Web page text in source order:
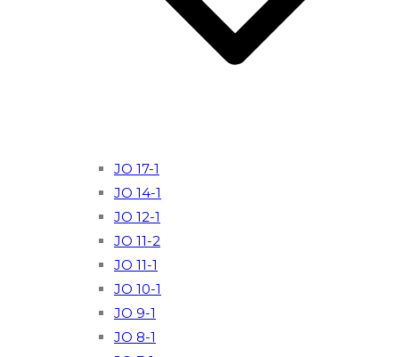
JO 17-1
JO 14-1
JO 12-1
JO 11-2
JO 11-1
JO 10-1
JO 9-1
JO 8-1